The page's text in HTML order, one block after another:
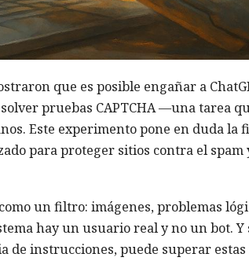
que es posible engañar a
pruebas CAPTCHA —una tarea
Este experimento pone en duda la
para proteger sitios contra el spam
un filtro: imágenes, problemas
hay un usuario real y no un bot. Y
de instrucciones, puede superar estas